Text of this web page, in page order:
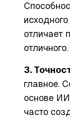
отличает
отличного.
3.
главное.
основе
часто